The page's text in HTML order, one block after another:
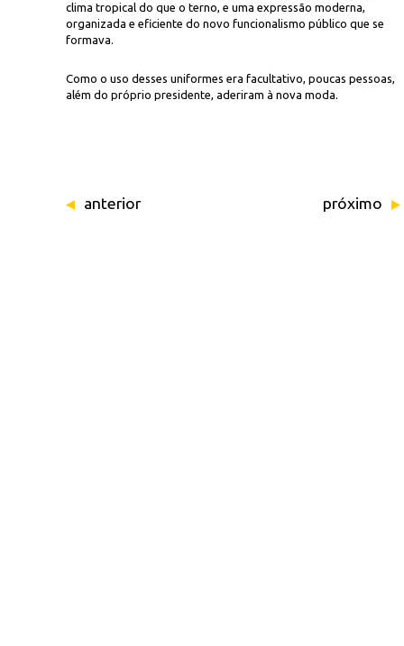
clima tropical do que o terno, e uma expressão moderna,
organizada e eficiente do novo funcionalismo público que se
formava.
Como o uso desses uniformes era facultativo, poucas pessoas,
além do próprio presidente, aderiram à nova moda.
anterior próximo